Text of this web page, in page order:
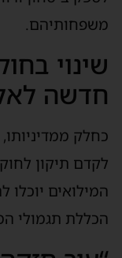
משפחותיהם.
שינוי
חדשה
כחלק
לקדם תיקון
המילואים
הכללת תגמולי